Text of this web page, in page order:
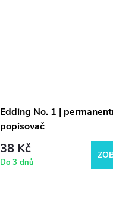
Edding No. 1 |
popisovač
38 Kč
Do 3 dnů